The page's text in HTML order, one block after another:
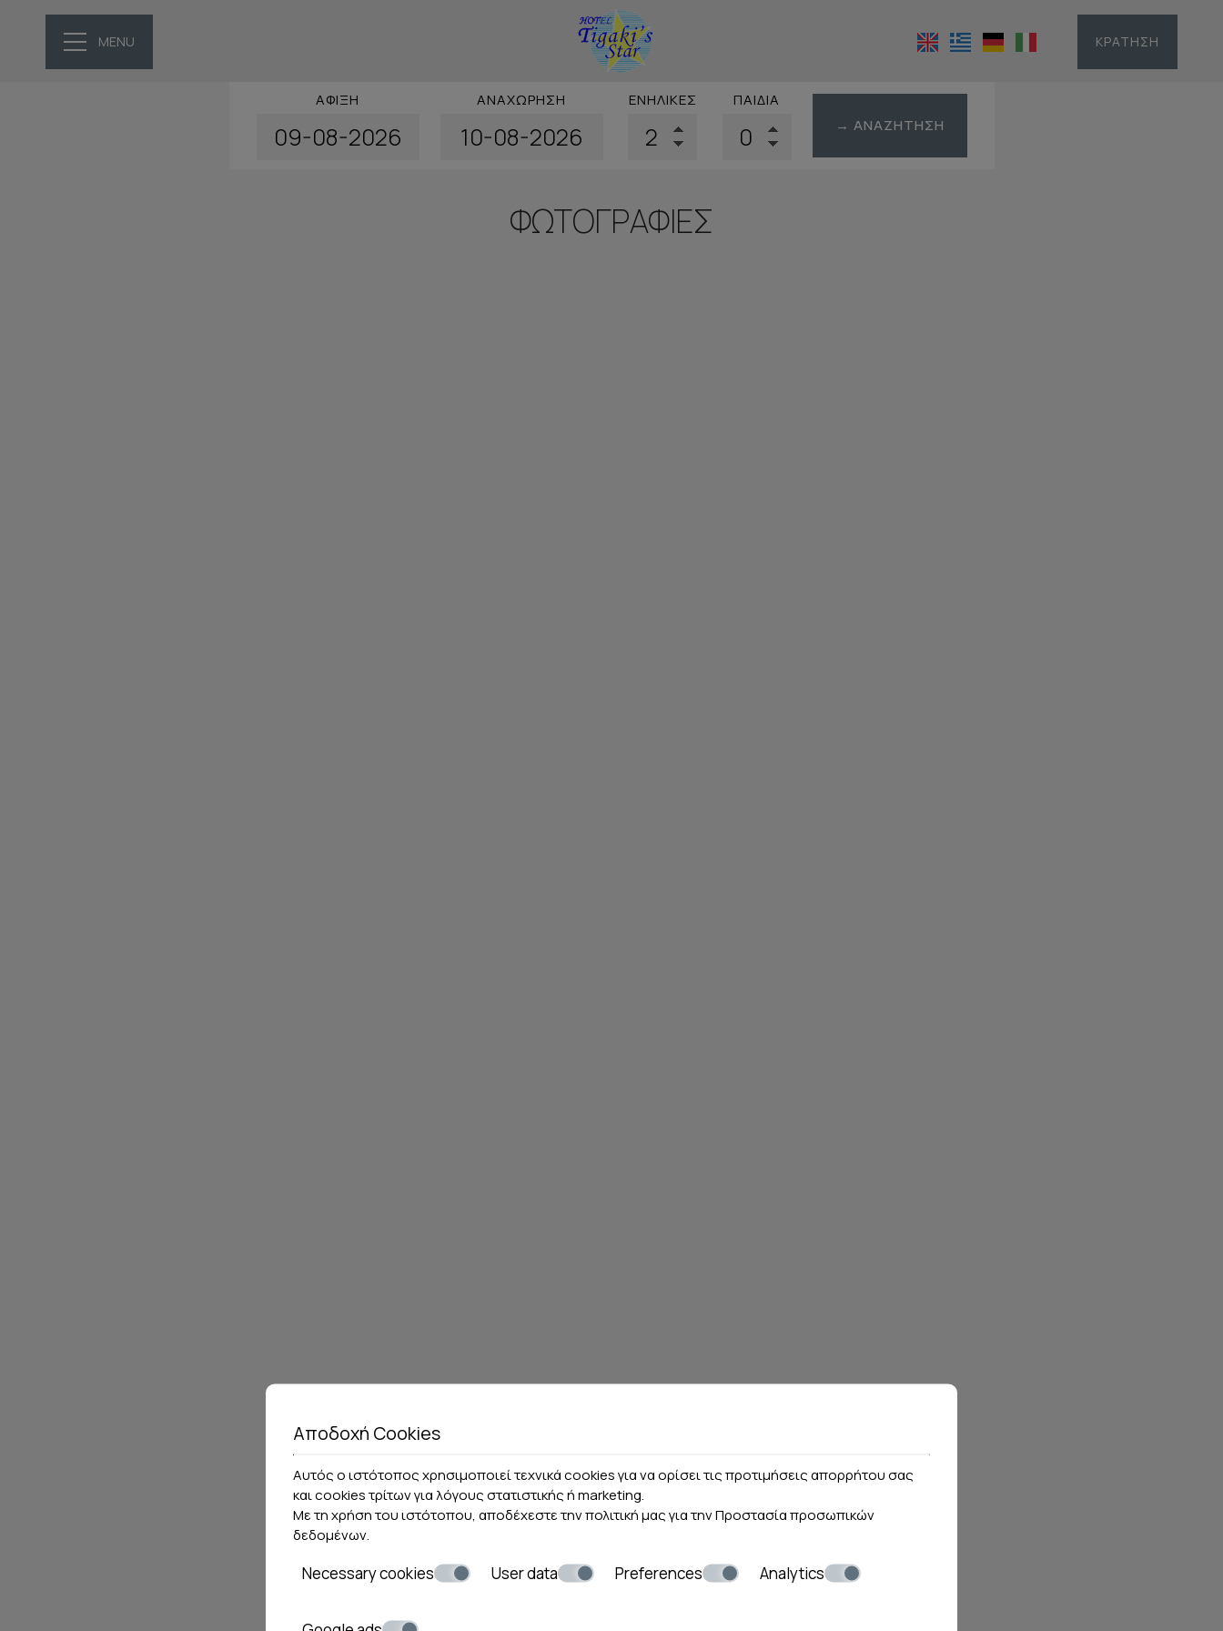
MENU ΚΡΆΤΗΣΗ
ΆΦΙΞΗ ΑΝΑΧΏΡΗΣΗ ΕΝΉΛΙΚΕΣ
ΠΑΙΔΙΆ
→ ΑΝΑΖΉΤΗΣΗ
ΦΩΤΟΓΡΑΦΊΕΣ
Αποδοχή Cookies
Αυτός ο ιστότοπος χρησιμοποιεί τεχνικά cookies για να ορίσει τις προτιμήσεις απορρήτου σας
και cookies τρίτων για λόγους στατιστικής ή marketing.
Με τη χρήση του ιστότοπου, αποδέχεστε την πολιτική μας για τηνΠροστασία προσωπικών
δεδομένων
Necessary cookies User data Preferences Analytics